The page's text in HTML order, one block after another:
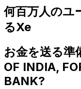
何百万人のユ
るXe
お金を送る準
OF INDIA,
BANK?